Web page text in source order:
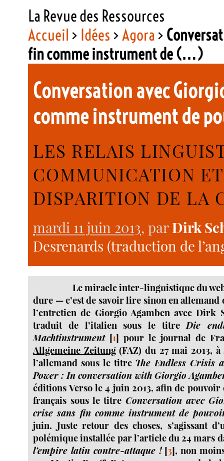
La Revue des Ressources
Accueil > Idées >Agora >
fin comme instrument de (…)
Conversation avec
comme instrument de
LES RELAIS
COMMUNICATION
DISPARITION DE LA
mardi 11 juin 2013, parDirk
Desrenards (traduction de
Le miracle inter-linguistique du
dure — c’est de savoir lire sinon en allemand
l’entretien de Giorgio Agamben avec Dirk
traduit de l’italien sous le titreDie
Machtinstrument[1] pour le journal de
Allgemeine Zeitung(FAZ) du 27 mai 2013,
l’allemand sous le titre The Endless Crisis
Power : In conversation with Giorgio
éditions Verso le 4 juin 2013, afin de
français sous le titre Conversation avec
crise sans fin comme instrument de
juin. Juste retour des choses, s’agissant
polémique installée par l’article du 24 mars
l’empire latin contre-attaque ![3], non